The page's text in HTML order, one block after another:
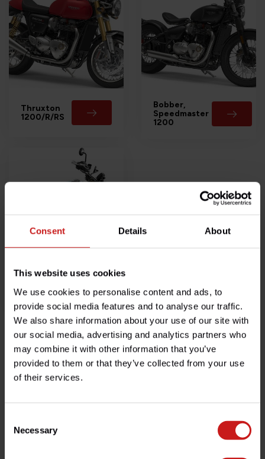
Consent Details About
This website uses cookies
We use cookies to personalise content and ads, to
provide social media features and to analyse our traffic.
We also share information about your use of our site with
our social media, advertising and analytics partners who
may combine it with other information that you’ve
provided to them or that they’ve collected from your use
of their services.
Selection
Necessary
Thruxton
1200/R/RS
Bobber,
Speedmaster
1200
1200
Les moteurs Triumph 1200cc High-Torque et High-Power
représentent le sommet de l'ingénierie classique moderne. Que
vous soyez au guidon d'une Triumph Bonneville T120, d'une
libèrent le véritable potentiel de ces "Big Twins", en nous
attaquant aux contraintes d'usine comme la gestion thermique